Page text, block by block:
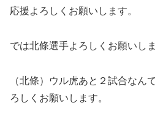
応援よろしくお願いします。
では北條選手よろしくお願いしま
（北條）ウル虎あと２試合なん
ろしくお願いします。